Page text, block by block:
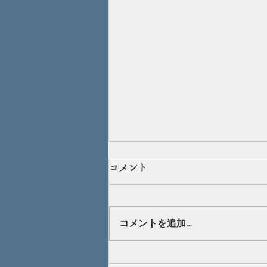
蜂蜜の使い方（応用編）
め！でも、蜂蜜買っても使い方が
わからない・・。 そんな声にお
コメント
コメントを追加…